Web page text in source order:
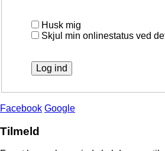
Husk mig
Skjul min onlinestatus ved
Facebook Google
Tilmeld